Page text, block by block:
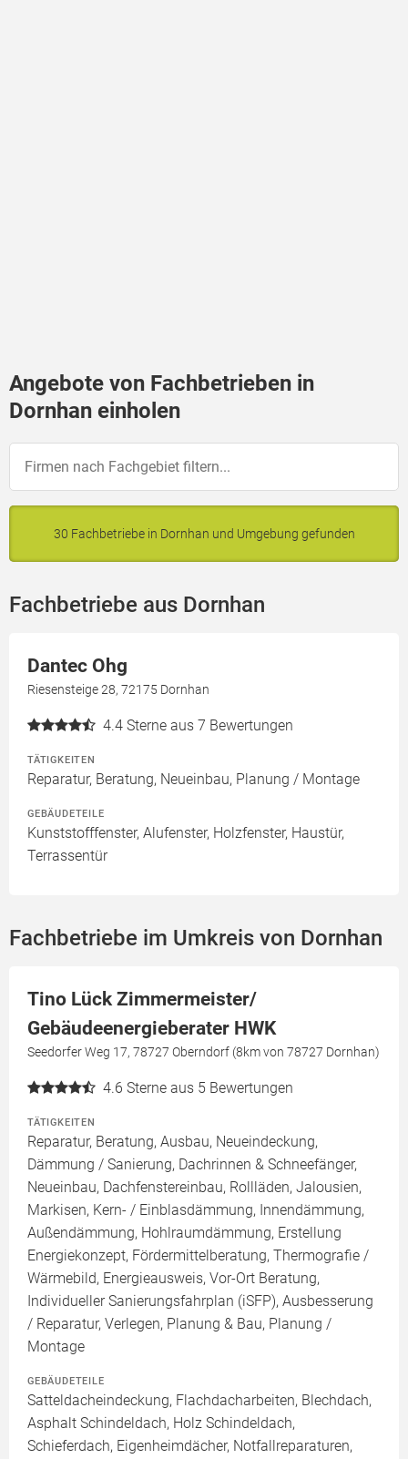
Angebote von Fachbetrieben in
Dornhan einholen
30 Fachbetriebe in Dornhan und Umgebung gefunden
Fachbetriebe aus Dornhan
Dantec Ohg
Riesensteige 28, 72175 Dornhan
4.4 Sterne aus 7 Bewertungen
TÄTIGKEITEN
Reparatur, Beratung, Neueinbau, Planung / Montage
GEBÄUDETEILE
Kunststofffenster, Alufenster, Holzfenster, Haustür,
Terrassentür
Fachbetriebe im Umkreis von Dornhan
Tino Lück Zimmermeister/
Gebäudeenergieberater HWK
Seedorfer Weg 17, 78727 Oberndorf (8km von 78727 Dornhan)
4.6 Sterne aus 5 Bewertungen
TÄTIGKEITEN
Reparatur, Beratung, Ausbau, Neueindeckung,
Dämmung / Sanierung, Dachrinnen & Schneefänger,
Neueinbau, Dachfenstereinbau, Rollläden, Jalousien,
Markisen, Kern- / Einblasdämmung, Innendämmung,
Außendämmung, Hohlraumdämmung, Erstellung
Energiekonzept, Fördermittelberatung, Thermografie /
Wärmebild, Energieausweis, Vor-Ort Beratung,
Individueller Sanierungsfahrplan (iSFP), Ausbesserung
/ Reparatur, Verlegen, Planung & Bau, Planung /
Montage
GEBÄUDETEILE
Satteldacheindeckung, Flachdacharbeiten, Blechdach,
Asphalt Schindeldach, Holz Schindeldach,
Schieferdach, Eigenheimdächer, Notfallreparaturen,